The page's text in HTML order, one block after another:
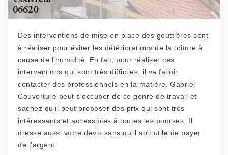
Des interventions de mise en place des gouttières sont
à réaliser pour éviter les détériorations de la toiture à
cause de l'humidité. En fait, pour réaliser ces
interventions qui sont très difficiles, il va falloir
contacter des professionnels en la matière. Gabriel
Couverture peut s'occuper de ce genre de travail et
sachez qu'il peut proposer des prix qui sont très
intéressants et accessibles à toutes les bourses. Il
dresse aussi votre devis sans qu'il soit utile de payer
de l'argent.